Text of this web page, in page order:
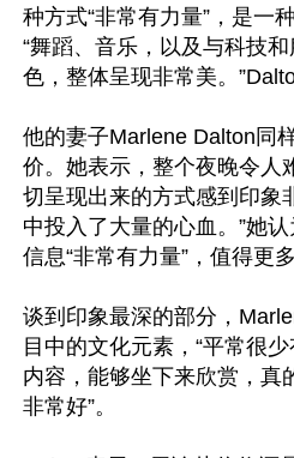
种方式“非常有力量”，是一
“舞蹈、音乐，以及与科技
色，整体呈现非常美。
他的妻子Marlene Dalton同
价。她表示，整个夜晚令人
切呈现出来的方式感到印象
中投入了大量的心血。”她
信息“非常有力量”，值得更
谈到印象最深的部分，
目中的文化元素，“平常很
内容，能够坐下来欣赏，真
非常好”。